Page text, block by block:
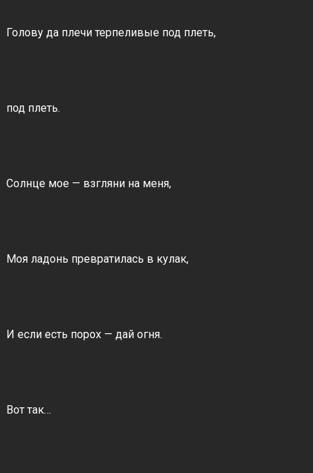
Голову да плечи терпеливые под плеть,
под плеть.
Солнце мое — взгляни на меня,
Моя ладонь превратилась в кулак,
И если есть порох — дай огня.
Вот так…